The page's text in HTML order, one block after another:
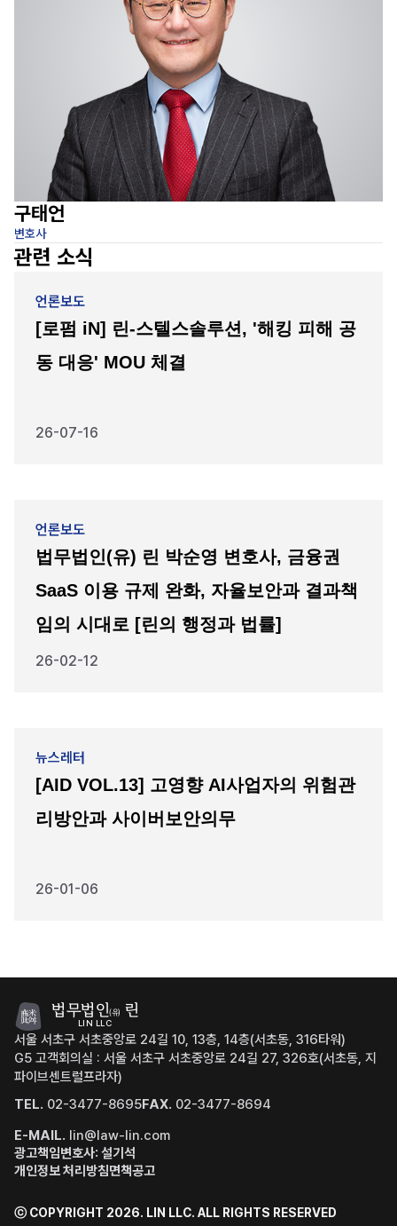
구태언
변호사
관련 소식
언론보도
[로펌 iN] 린-스텔스솔루션, '해킹 피해 공
동 대응' MOU 체결
26-07-16
언론보도
법무법인(유) 린 박순영 변호사, 금융권
SaaS 이용 규제 완화, 자율보안과 결과책
임의 시대로 [린의 행정과 법률]
26-02-12
뉴스레터
[AID VOL.13] 고영향 AI사업자의 위험관
리방안과 사이버보안의무
26-01-06
법무법인(유) 린
LIN LLC
서울 서초구 서초중앙로 24길 10, 13층, 14층(서초동, 316타워)
G5 고객회의실 : 서울 서초구 서초중앙로 24길 27, 326호(서초동, 지
파이브센트럴프라자)
TEL. 02-3477-8695FAX. 02-3477-8694
E-MAIL. lin@law-lin.com
광고책임변호사: 설기석
개인정보 처리방침면책공고
ⓒ COPYRIGHT 2026. LIN LLC. ALL RIGHTS RESERVED